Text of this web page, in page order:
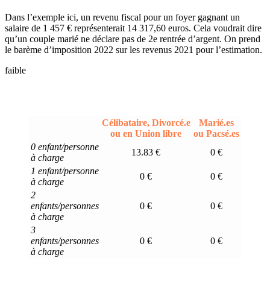
Dans l’exemple ici, un revenu fiscal pour un foyer gagnant un
salaire de 1 457 € représenterait 14 317,60 euros. Cela voudrait dire
qu’un couple marié ne déclare pas de 2e rentrée d’argent. On prend
le barème d’imposition 2022 sur les revenus 2021 pour l’estimation.
faible
Célibataire, Divorcé.e
ou en Union libre
Marié.es
ou Pacsé.es
0 enfant/personne
à charge
13.83 €
0 €
1 enfant/personne
à charge
0 €
0 €
2
enfants/personnes
à charge
0 € 0 €
3
enfants/personnes
à charge
0 € 0 €